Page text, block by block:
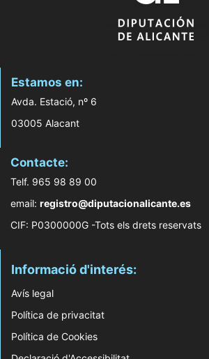
Estamos en:
Avda. Estació, nº 6
03005 Alacant
Contacte:
Telf. 965 98 89 00
email: registro@diputacionalicante.es
CIF: P0300000G -Tots els drets reservats
Informació d'interés:
Avís legal
Política de privacitat
Política de Cookies